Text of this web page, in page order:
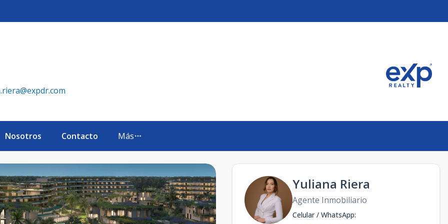
Nosotros Contacto Más
Yuliana Riera
Agente Inmobiliario
Celular / WhatsApp:
en Bávaro- Punta cana - eXp Realty República Dominicana